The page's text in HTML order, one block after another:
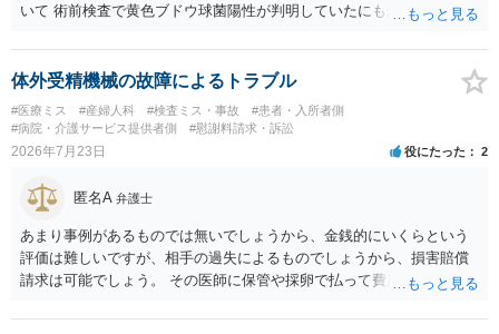
いて 術前検査で黄色ブドウ球菌陽性が判明していたにもかかわらず、
的な医療水準に照らして相当でないと判断された場合には、相手方の
過失が認められる可能性があります。 当時の標準的な医療水準につい
仮に左右でリスクが著しくことなるという事実が立証できるのであれ
ば、それに関する説明や選択の機会が与えられなかったことは、説明
挙上について 施術内容に「鼻孔緑挙上」が含まれる合意がある事実
と、それを相手方が勝手に取りやめた事実を立証できれば、債務不履
行責任を追及できる可能性があります。 また術中の変更可能性に関す
る事前の説明がなされていないのであれば、説明義務違反にあたり、
これについても損害賠償請求できる可能性があります。 詳しくは、術
鼻孔緑挙上が実施内容として記載されている事実は、施術内容に鼻孔
体外受精機械の故障によるトラブル
#医療ミス #産婦人科 #検査ミス・事故
#患者・入所者側
#病院・介護サービス提供者側
#慰謝料請求・訴訟
2026年7月23日 役にたった 2
匿名A 弁護士
あまり事例があるものでは無いでしょうから、金銭的にいくらという
評価は難しいですが、相手の過失によるものでしょうから、損害賠償
請求は可能でしょう。 その医師に保管や採卵で払って費用の返金＋α
思います。